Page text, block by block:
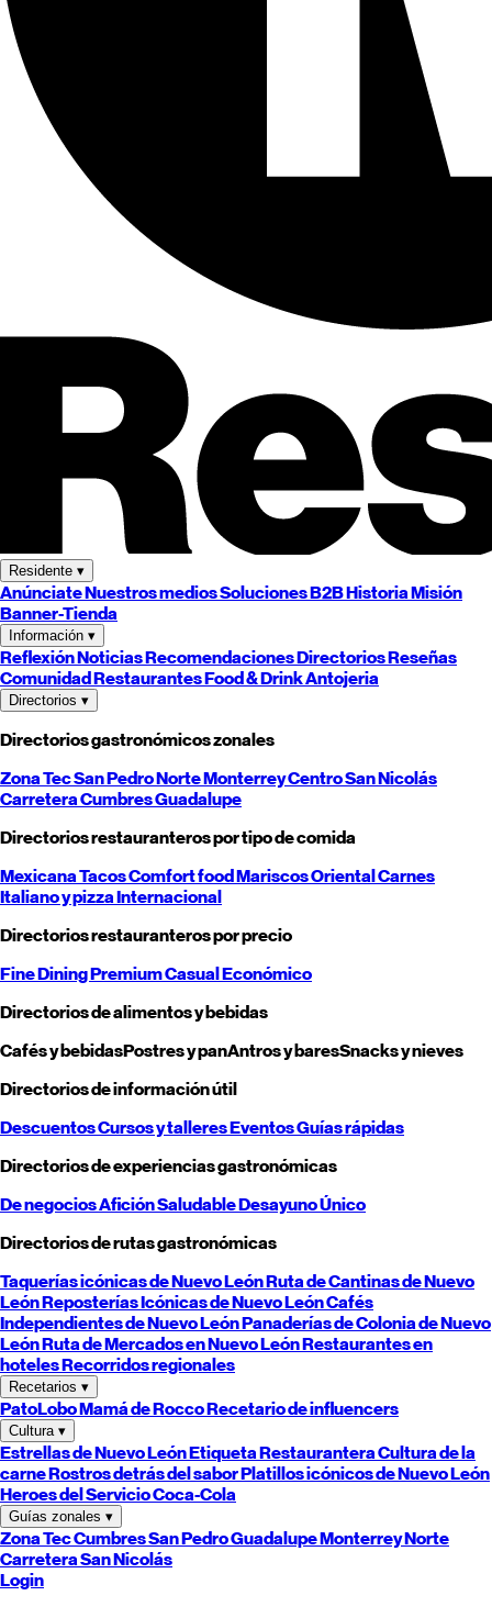
Residente ▾
AnúnciateNuestros mediosSoluciones B2BHistoriaMisión
Banner-Tienda
Información ▾
ReflexiónNoticiasRecomendacionesDirectoriosReseñas
ComunidadRestaurantesFood & DrinkAntojeria
Directorios ▾
Directorios gastronómicos zonales
Zona TecSan PedroNorteMonterreyCentroSan Nicolás
CarreteraCumbresGuadalupe
Directorios restauranteros por tipo de comida
MexicanaTacosComfort foodMariscosOrientalCarnes
Italiano y pizzaInternacional
Directorios restauranteros por precio
Fine DiningPremiumCasualEconómico
Directorios de alimentos y bebidas
Cafés y bebidasPostres y panAntros y baresSnacks y nieves
Directorios de información útil
DescuentosCursos y talleresEventosGuías rápidas
Directorios de experiencias gastronómicas
De negociosAficiónSaludableDesayunoÚnico
Directorios de rutas gastronómicas
Taquerías icónicas deNuevo LeónRuta de Cantinas deNuevo
LeónReposterías Icónicas deNuevo LeónCafés
Independientes deNuevo LeónPanaderías de Colonia deNuevo
LeónRuta de Mercados enNuevo LeónRestaurantes en
hotelesRecorridos regionales
Recetarios ▾
PatoLoboMamá de RoccoRecetario de influencers
Cultura ▾
Estrellas deNuevo LeónEtiqueta RestauranteraCultura de la
carneRostros detrás del saborPlatillos icónicos deNuevo León
Heroes del Servicio Coca-Cola
Guías zonales ▾
Zona TecCumbresSan PedroGuadalupeMonterreyNorte
CarreteraSan Nicolás
Login